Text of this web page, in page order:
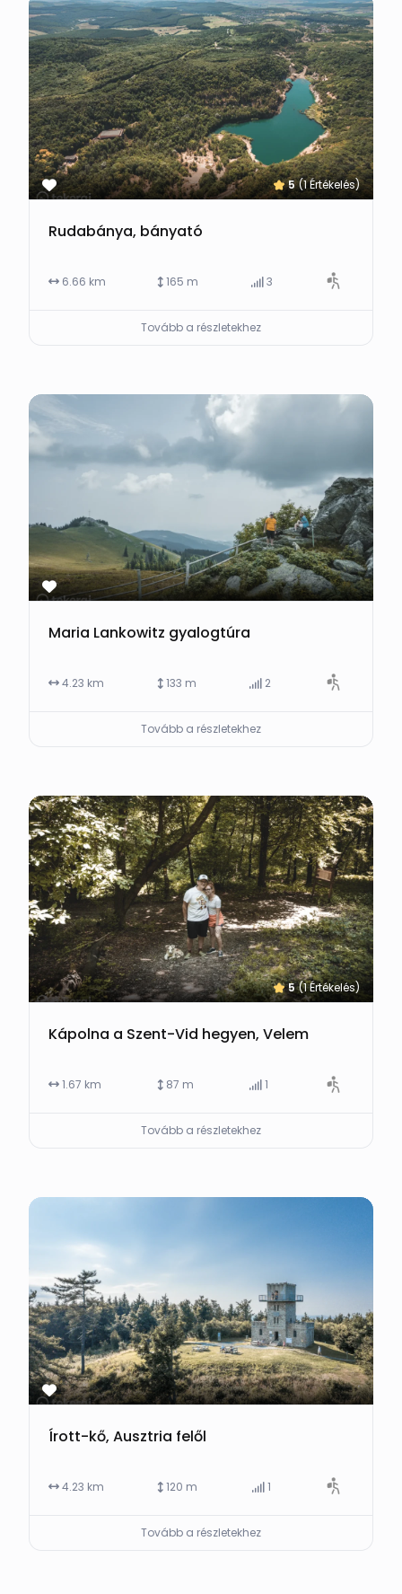
5 (1 Értékelés)
Rudabánya, bányató
6.66 km 165 m 3
Tovább a részletekhez
Maria Lankowitz gyalogtúra
4.23 km 133 m 2
Tovább a részletekhez
5 (1 Értékelés)
Kápolna a Szent-Vid hegyen, Velem
1.67 km 87 m 1
Tovább a részletekhez
Írott-kő, Ausztria felől
4.23 km 120 m 1
Tovább a részletekhez